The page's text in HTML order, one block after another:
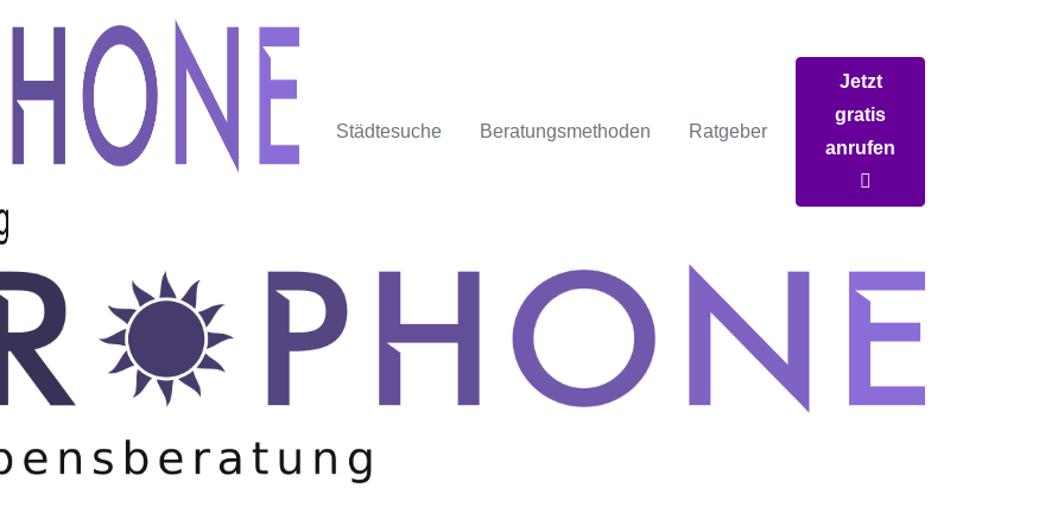
Städtesuche Beratungsmethoden Ratgeber
Jetzt
gratis
anrufen